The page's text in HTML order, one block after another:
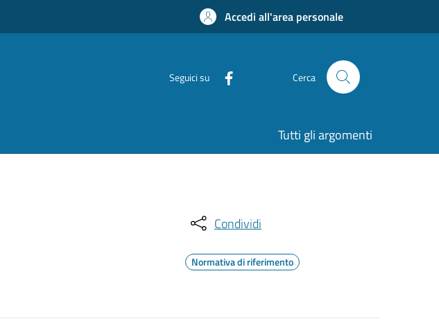
Accedi all'area personale
Seguici su Cerca
Tutti gli argomenti
Condividi
Normativa di riferimento